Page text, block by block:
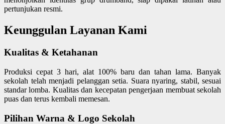
pertunjukan resmi.
Keunggulan Layanan Kami
Kualitas & Ketahanan
Produksi cepat 3 hari, alat 100% baru dan tahan lama. Banyak
sekolah telah menjadi pelanggan setia. Suara nyaring, stabil, sesuai
standar lomba. Kualitas dan kecepatan pengerjaan membuat sekolah
puas dan terus kembali memesan.
Pilihan Warna & Logo Sekolah